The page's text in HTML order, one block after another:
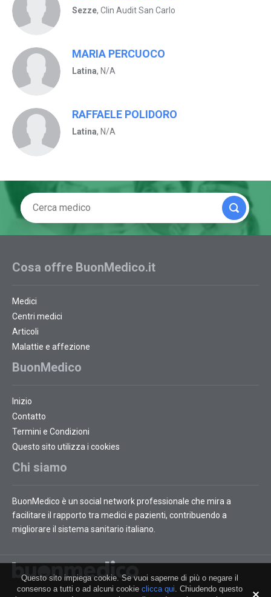
Sezze, Clin Audit San Carlo
MARIA PERCUOCO
Latina, N/A
RAFFAELE POLIDORO
Latina, N/A
Cosa offre BuonMedico.it
Medici
Centri medici
Articoli
Malattie e affezione
BuonMedico
Inizio
Contatto
Termini e Condizioni
Questo sito utilizza i cookies
Chi siamo
BuonMedico è un social network professionale che mira a
facilitare il rapporto tra medici e pazienti, contribuendo a
migliorare il sistema sanitario italiano.
Questo sito impiega cookie. Se vuoi saperne di più o negare il
consenso a tutti o ad alcuni cookie clicca qui. Chiudendo questo